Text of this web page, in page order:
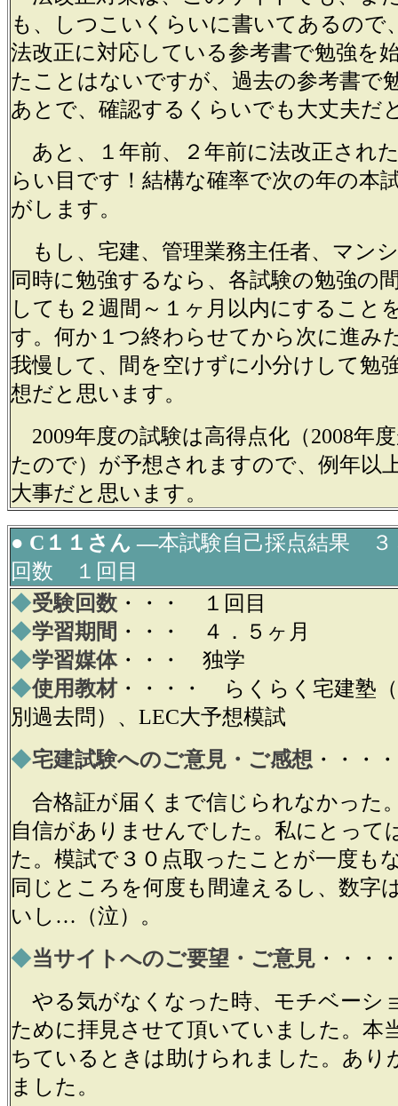
も、しつこいくらいに書いてあるので
法改正に対応している参考書で勉強を
たことはないですが、過去の参考書で
あとで、確認するくらいでも大丈夫だ
あと、１年前、２年前に法改正され
らい目です！結構な確率で次の年の本
がします。
もし、宅建、管理業務主任者、マン
同時に勉強するなら、各試験の勉強の
しても２週間～１ヶ月以内にすること
す。何か１つ終わらせてから次に進み
我慢して、間を空けずに小分けして勉
想だと思います。
2009年度の試験は高得点化（2008年
たので）が予想されますので、例年以
大事だと思います。
● C１１さん ―本試験自己採点結果
回数 １回目
◆受験回数 ・・・ １回目
◆学習期間 ・・・ ４．５ヶ月
◆学習媒体・・・ 独学
◆使用教材・・・・ らくらく宅建塾
別過去問）、LEC大予想模試
◆宅建試験へのご意見・ご感想 ・・・・
合格証が届くまで信じられなかった
自信がありませんでした。私にとって
た。模試で３０点取ったことが一度も
同じところを何度も間違えるし、数字
いし…（泣）。
◆当サイトへのご要望・ご意見 ・・・
やる気がなくなった時、モチベーシ
ために拝見させて頂いていました。本
ちているときは助けられました。あり
ました。